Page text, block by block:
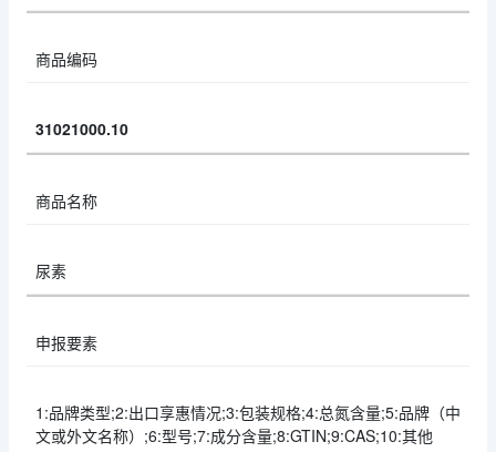
商品编码
31021000.10
商品名称
尿素
申报要素
1:品牌类型;2:出口享惠情况;3:包装规格;4:总氮含量;5:品牌（中
文或外文名称）;6:型号;7:成分含量;8:GTIN;9:CAS;10:其他